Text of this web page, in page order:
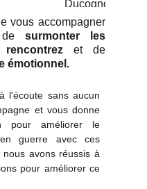
vous accompagner
de surmonter les
et de
émotionnel.
l'écoute sans aucun
et vous donne
pour améliorer le
guerre avec ces
avons réussis à
pour améliorer ce